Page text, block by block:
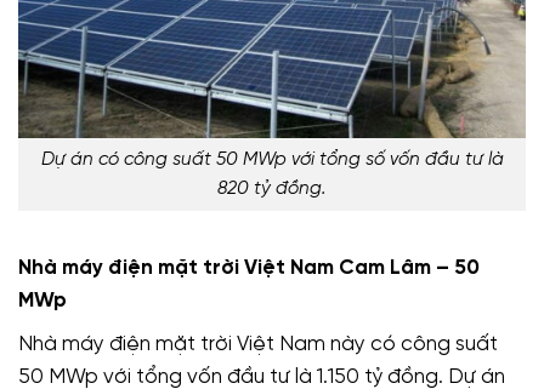
Dự án có công suất 50 MWp với tổng số vốn đầu tư là
820 tỷ đồng.
Nhà máy điện mặt trời Việt Nam Cam Lâm – 50
MWp
Nhà máy điện mặt trời Việt Nam này có công suất
50 MWp với tổng vốn đầu tư là 1.150 tỷ đồng. Dự án